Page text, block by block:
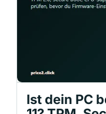
Ist dein PC